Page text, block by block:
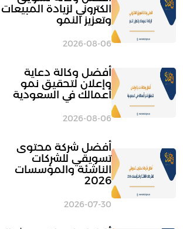
الكتروني لزيادة المبيعات
وتعزيز النمو
2026-08-06
أفضل وكالة دعاية
وإعلان لتحقيق نمو
أعمالك في السعودية
2026-08-06
أفضل شركة محتوى
تسويقي للشركات
الناشئة والمؤسسات
2026
2026-07-30